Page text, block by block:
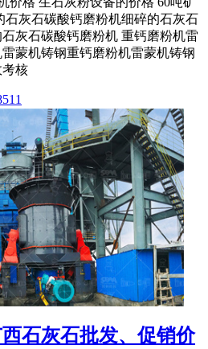
石灰石碳酸钙磨粉机细碎的石灰石
灰石碳酸钙磨粉机 重钙磨粉机雷
蒙机铸钢重钙磨粉机雷蒙机铸钢
核
石灰石批发、促销价